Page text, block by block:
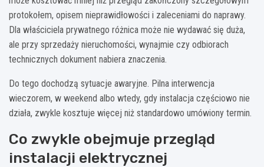
protokołem, opisem nieprawidłowości i zaleceniami do naprawy.
Dla właściciela prywatnego różnica może nie wydawać się duża,
ale przy sprzedaży nieruchomości, wynajmie czy odbiorach
technicznych dokument nabiera znaczenia.
Do tego dochodzą sytuacje awaryjne. Pilna interwencja
wieczorem, w weekend albo wtedy, gdy instalacja częściowo nie
działa, zwykle kosztuje więcej niż standardowo umówiony termin.
Co zwykle obejmuje przegląd
instalacji elektrycznej